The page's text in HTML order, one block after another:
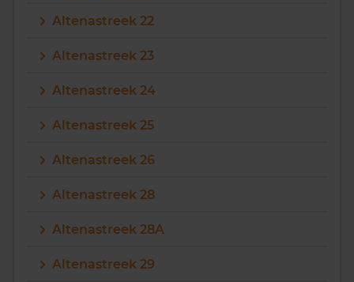
Altenastreek 22
Altenastreek 23
Altenastreek 24
Altenastreek 25
Altenastreek 26
Altenastreek 28
Altenastreek 28A
Altenastreek 29